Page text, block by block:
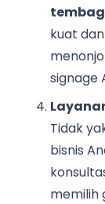
kuat
signage
Tidak
bisnis
memilih